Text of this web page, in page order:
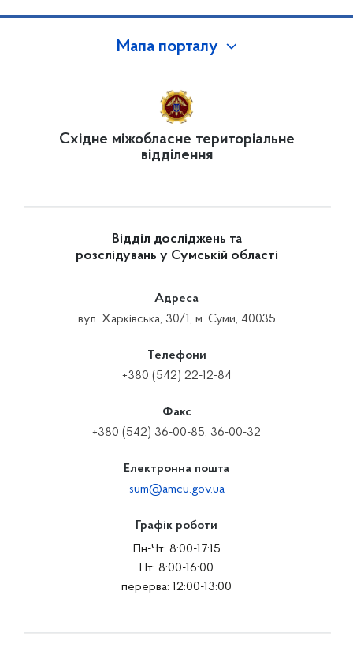
Мапа порталу
Східне міжобласне територіальне
відділення
Відділ досліджень та
розслідувань у Сумській області
Адреса
вул. Харківська, 30/1, м. Суми, 40035
Телефони
+380 (542) 22-12-84
Факс
+380 (542) 36-00-85, 36-00-32
Електронна пошта
sum@amcu.gov.ua
Графік роботи
Пн-Чт: 8:00-17:15
Пт: 8:00-16:00
перерва: 12:00-13:00